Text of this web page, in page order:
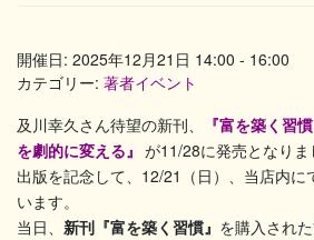
開催日: 2025年12月21日 14:00 - 16:00
カテゴリー: 著者イベント
及川幸久さん待望の新刊、
『富を築く習
を劇的に変える』 が11/28に発売となりま
出版を記念して、12/21（日）、当店内に
います。
当日、 新刊『富を築く習慣』 を購入され